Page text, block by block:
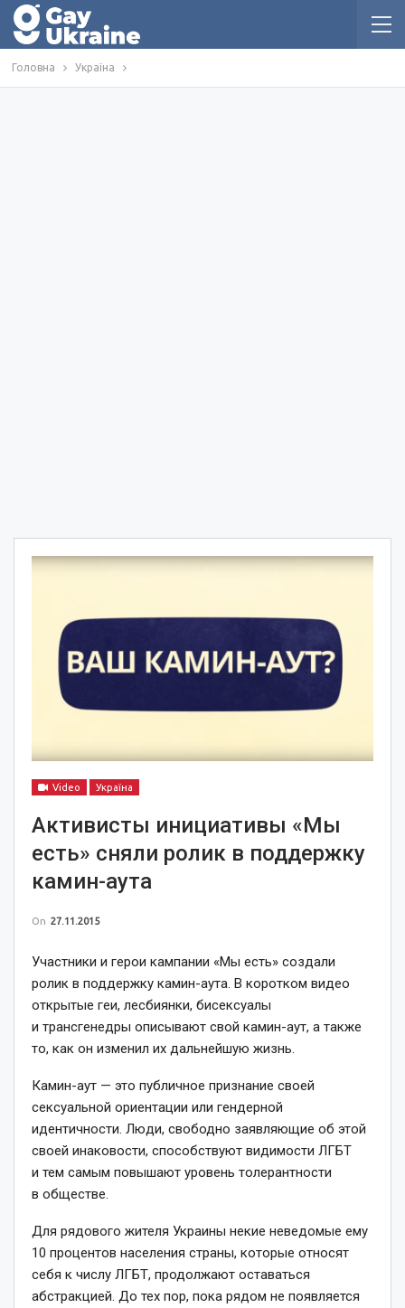
Головна Україна
Video Україна
Активисты инициативы «Мы
есть» сняли ролик в поддержку
камин-аута
On 27.11.2015
Участники и герои кампании «Мы есть» создали
ролик в поддержку камин-аута. В коротком видео
открытые геи, лесбиянки, бисексуалы
и трансгенедры описывают свой камин-аут, а также
то, как он изменил их дальнейшую жизнь.
Камин-аут — это публичное признание своей
сексуальной ориентации или гендерной
идентичности. Люди, свободно заявляющие об этой
своей инаковости, способствуют видимости ЛГБТ
и тем самым повышают уровень толерантности
в обществе.
Для рядового жителя Украины некие неведомые ему
10 процентов населения страны, которые относят
себя к числу ЛГБТ, продолжают оставаться
абстракцией. До тех пор, пока рядом не появляется